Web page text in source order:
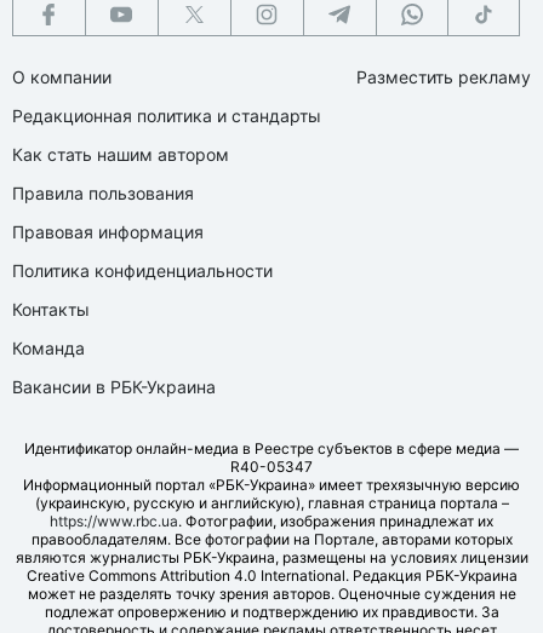
О компании
Редакционная политика и стандарты
Как стать нашим автором
Правила пользования
Правовая информация
Политика конфиденциальности
Контакты
Команда
Вакансии в РБК-Украина
Разместить рекламу
Идентификатор онлайн-медиа в Реестре субъектов в сфере медиа —
R40-05347
Информационный портал «РБК-Украина» имеет трехязычную версию
(украинскую, русскую и английскую), главная страница портала –
https://www.rbc.ua. Фотографии, изображения принадлежат их
правообладателям. Все фотографии на Портале, авторами которых
являются журналисты РБК-Украина, размещены на условиях лицензии
Creative Commons Attribution 4.0 International. Редакция РБК-Украина
может не разделять точку зрения авторов. Оценочные суждения не
подлежат опровержению и подтверждению их правдивости. За